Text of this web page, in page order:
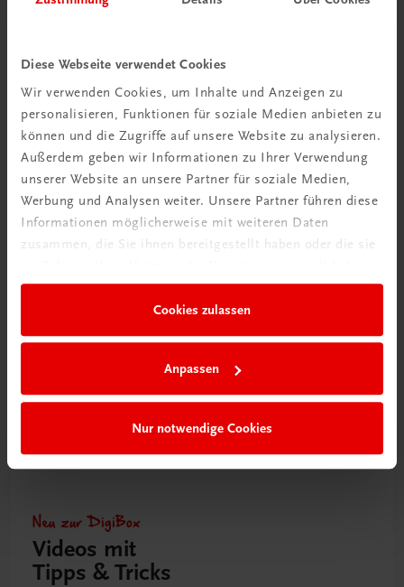
Diese Webseite verwendet Cookies
Wir verwenden Cookies, um Inhalte und Anzeigen zu
personalisieren, Funktionen für soziale Medien anbieten zu
können und die Zugriffe auf unsere Website zu analysieren.
Außerdem geben wir Informationen zu Ihrer Verwendung
unserer Website an unsere Partner für soziale Medien,
Werbung und Analysen weiter. Unsere Partner führen diese
Informationen möglicherweise mit weiteren Daten
zusammen, die Sie ihnen bereitgestellt haben oder die sie
Cookies zulassen
Anpassen
Nur notwendige Cookies
Rabattcode erhalten
Newsletter abonnieren
& Versandkosten sparen
Neu zur DigiBox
Videos mit
Tipps & Tricks